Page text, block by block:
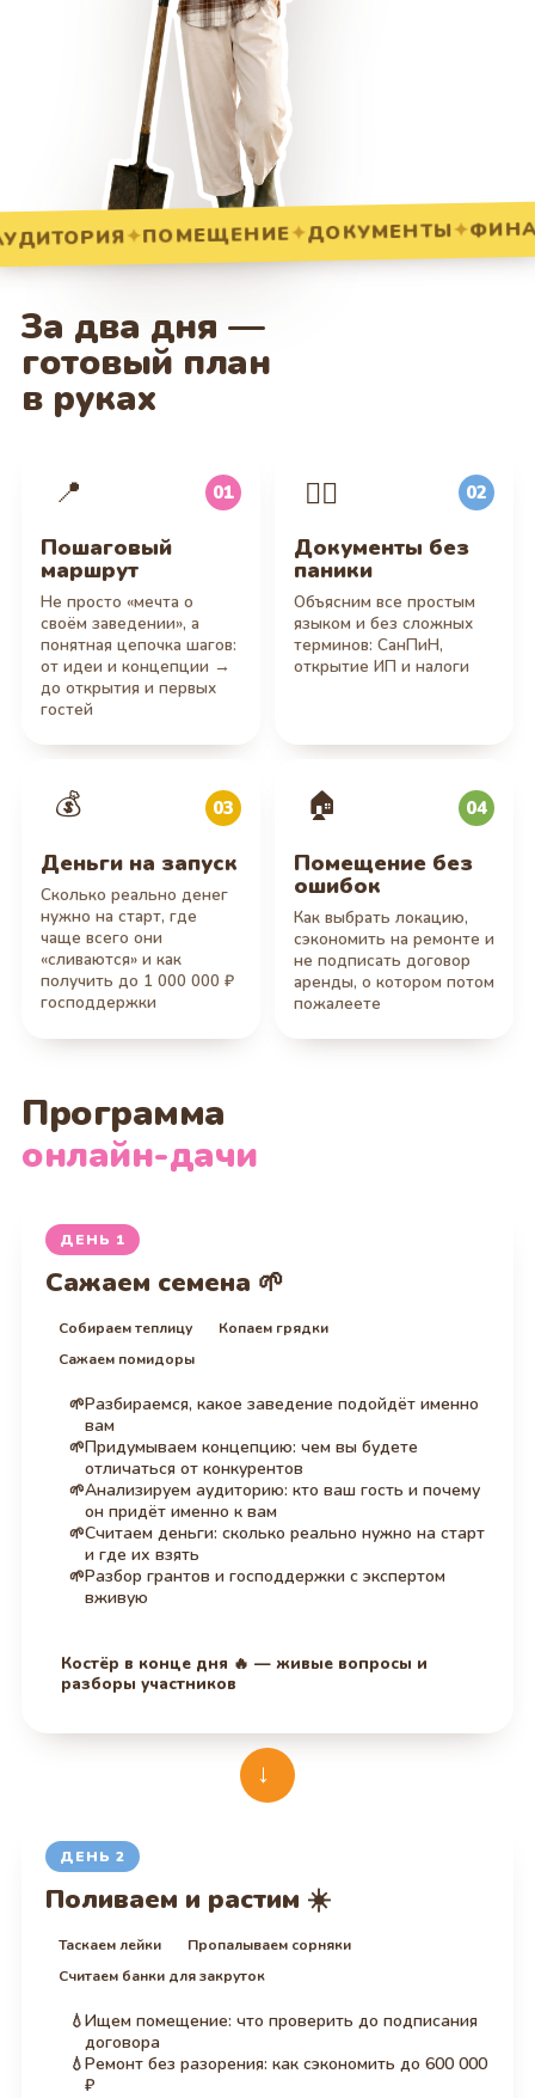
✦ПОМЕЩЕНИЕ✦ДОКУМЕНТЫ✦
За два дня —
готовый план
в руках
📍 01
Пошаговый
маршрут
Не просто «мечта о
своём заведении», а
понятная цепочка шагов:
от идеи и концепции →
до открытия и первых
гостей
👩‍⚖️ 02
Документы без
паники
Объясним все простым
языком и без сложных
терминов: СанПиН,
открытие ИП и налоги
💰 03
Деньги на запуск
Сколько реально денег
нужно на старт, где
чаще всего они
«сливаются» и как
получить до 1 000 000 ₽
господдержки
🏠 04
Помещение без
ошибок
Как выбрать локацию,
сэкономить на ремонте и
не подписать договор
аренды, о котором потом
пожалеете
Программа
онлайн-дачи
ДЕНЬ 1
Сажаем семена 🌱
Собираем теплицу
Копаем грядки
Сажаем помидоры
Разбираемся, какое заведение подойдёт именно
вам
Придумываем концепцию: чем вы будете
отличаться от конкурентов
Анализируем аудиторию: кто ваш гость и почему
он придёт именно к вам
Считаем деньги: сколько реально нужно на старт
и где их взять
Разбор грантов и господдержки с экспертом
вживую
Костёр в конце дня 🔥 — живые вопросы и
разборы участников
→
ДЕНЬ 2
Поливаем и растим ☀️
Таскаем лейки
Пропалываем сорняки
Считаем банки для закруток
Ищем помещение: что проверить до подписания
договора
Ремонт без разорения: как сэкономить до 600 000
₽